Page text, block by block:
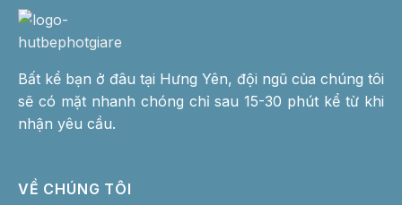
Bất kể bạn ở đâu tại Hưng Yên, đội ngũ của chúng tôi
sẽ có mặt nhanh chóng chỉ sau 15-30 phút kể từ khi
nhận yêu cầu.
VỀ CHÚNG TÔI